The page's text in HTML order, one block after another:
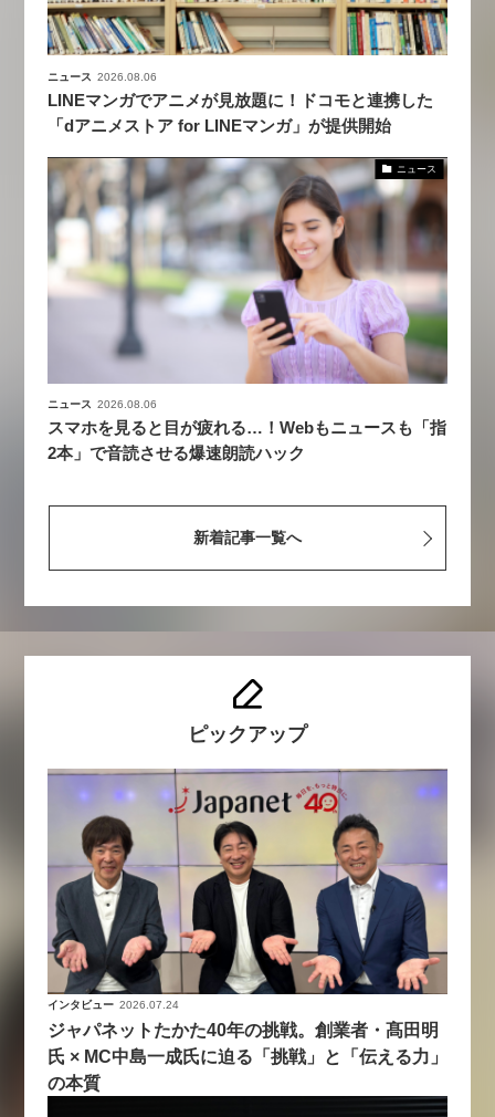
ニュース 2026.08.06
LINEマンガでアニメが見放題に！ドコモと連携した
「dアニメストア for LINEマンガ」が提供開始
ニュース
ニュース 2026.08.06
スマホを見ると目が疲れる…！Webもニュースも「指
2本」で音読させる爆速朗読ハック
新着記事一覧へ
ピックアップ
インタビュー 2026.07.24
ジャパネットたかた40年の挑戦。創業者・髙田明
氏 × MC中島一成氏に迫る「挑戦」と「伝える力」
の本質